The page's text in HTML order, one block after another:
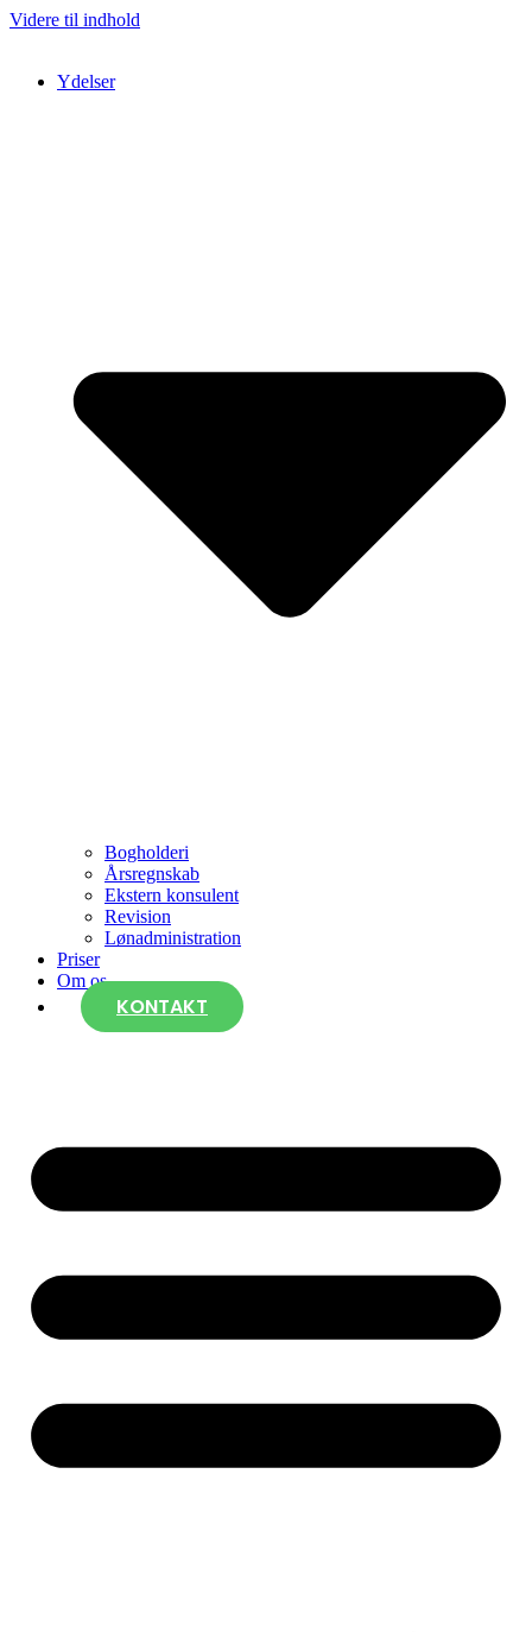
Videre til indhold
Ydelser
Bogholderi
Årsregnskab
Ekstern konsulent
Revision
Lønadministration
Priser
Om os
KONTAKT